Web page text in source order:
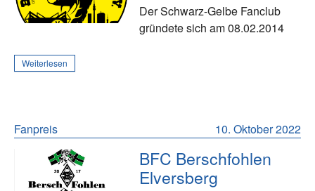
Der Schwarz-Gelbe Fanclub
gründete sich am 08.02.2014
Weiterlesen
10. Oktober 2022
Fanpreis
BFC Berschfohlen
Elversberg